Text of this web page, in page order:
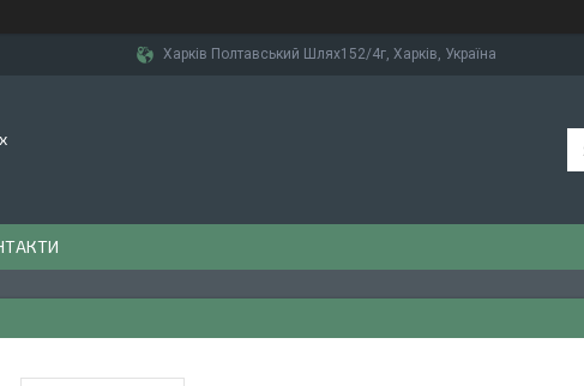
Харків Полтавський Шлях152/4г, Харків, Україна